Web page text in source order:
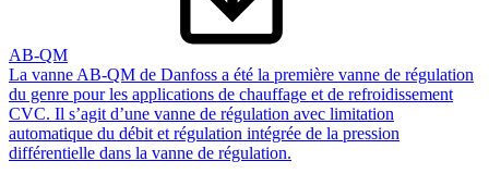
AB-QM
La vanne AB-QM de Danfoss a été la première vanne de régulation
du genre pour les applications de chauffage et de refroidissement
CVC. Il s’agit d’une vanne de régulation avec limitation
automatique du débit et régulation intégrée de la pression
différentielle dans la vanne de régulation.